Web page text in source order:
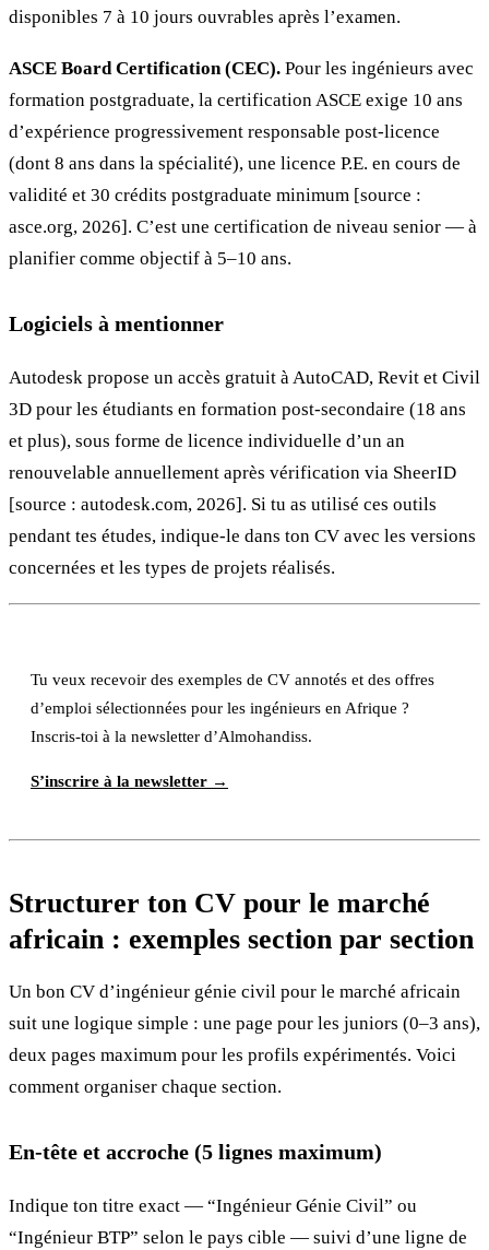
disponibles 7 à 10 jours ouvrables après l’examen.
ASCE Board Certification (CEC). Pour les ingénieurs avec
formation postgraduate, la certification ASCE exige 10 ans
d’expérience progressivement responsable post-licence
(dont 8 ans dans la spécialité), une licence P.E. en cours de
validité et 30 crédits postgraduate minimum [source :
asce.org, 2026]. C’est une certification de niveau senior — à
planifier comme objectif à 5–10 ans.
Logiciels à mentionner
Autodesk propose un accès gratuit à AutoCAD, Revit et Civil
3D pour les étudiants en formation post-secondaire (18 ans
et plus), sous forme de licence individuelle d’un an
renouvelable annuellement après vérification via SheerID
[source : autodesk.com, 2026]. Si tu as utilisé ces outils
pendant tes études, indique-le dans ton CV avec les versions
concernées et les types de projets réalisés.
Tu veux recevoir des exemples de CV annotés et des offres
d’emploi sélectionnées pour les ingénieurs en Afrique ?
Inscris-toi à la newsletter d’Almohandiss.
S’inscrire à la newsletter →
Structurer ton CV pour le marché
africain : exemples section par section
Un bon CV d’ingénieur génie civil pour le marché africain
suit une logique simple : une page pour les juniors (0–3 ans),
deux pages maximum pour les profils expérimentés. Voici
comment organiser chaque section.
En-tête et accroche (5 lignes maximum)
Indique ton titre exact — “Ingénieur Génie Civil” ou
“Ingénieur BTP” selon le pays cible — suivi d’une ligne de